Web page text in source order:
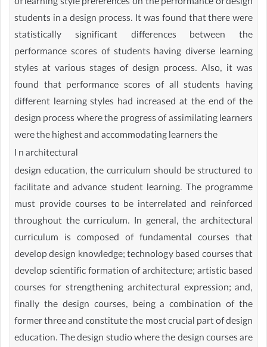
students in a design process. It was found that there were
statistically significant differences between the
performance scores of students having diverse learning
styles at various stages of design process. Also, it was
found that performance scores of all students having
different learning styles had increased at the end of the
design process where the progress of assimilating learners
were the highest and accommodating learners the
I n architectural
design education, the curriculum should be structured to
facilitate and advance student learning. The programme
must provide courses to be interrelated and reinforced
throughout the curriculum. In general, the architectural
curriculum is composed of fundamental courses that
develop design knowledge; technology based courses that
develop scientific formation of architecture; artistic based
courses for strengthening architectural expression; and,
finally the design courses, being a combination of the
former three and constitute the most crucial part of design
education. The design studio where the design courses are